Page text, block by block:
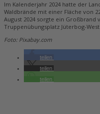
Im Kalenderjahr 2024 hatte der
Waldbrände mit einer Fläche von
August 2024 sorgte ein Großbrand
Truppenübungsplatz Jüterbog-
Foto: Pixabay.com
teilen
teilen
teilen